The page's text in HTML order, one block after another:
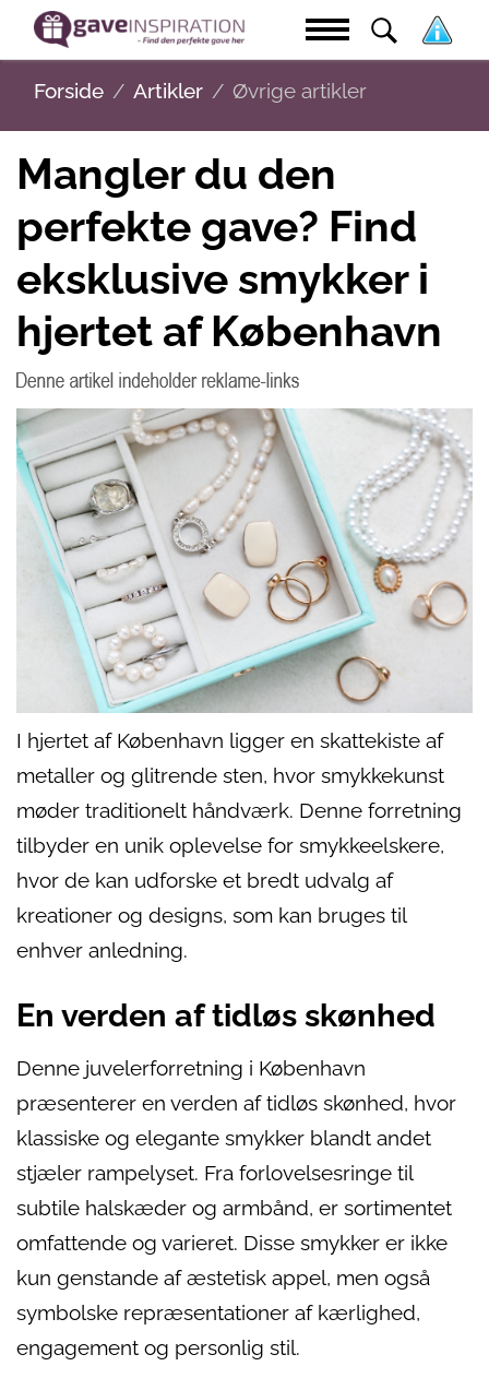
Forside Artikler Øvrige artikler
Mangler du den
perfekte gave? Find
eksklusive smykker i
hjertet af København
I hjertet af København ligger en skattekiste af
metaller og glitrende sten, hvor smykkekunst
møder traditionelt håndværk. Denne forretning
tilbyder en unik oplevelse for smykkeelskere,
hvor de kan udforske et bredt udvalg af
kreationer og designs, som kan bruges til
enhver anledning.
En verden af tidløs skønhed
Denne juvelerforretning i København
præsenterer en verden af tidløs skønhed, hvor
klassiske og elegante smykker blandt andet
stjæler rampelyset. Fra forlovelsesringe til
subtile halskæder og armbånd, er sortimentet
omfattende og varieret. Disse smykker er ikke
kun genstande af æstetisk appel, men også
symbolske repræsentationer af kærlighed,
engagement og personlig stil.